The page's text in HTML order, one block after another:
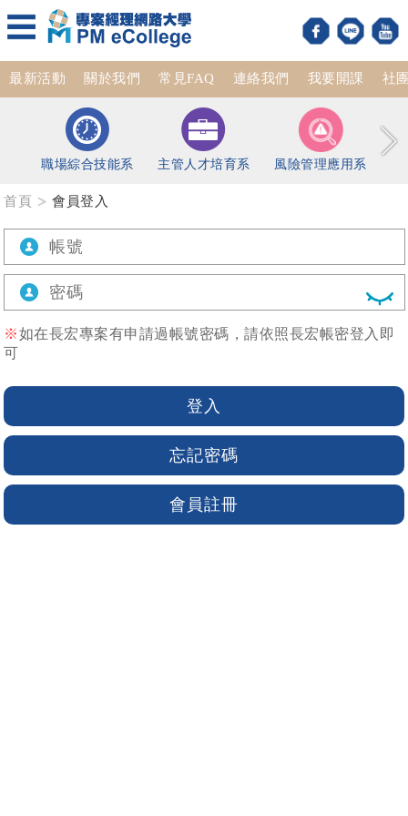
最新活動 關於我們 常見FAQ 連絡我們 我要開課 社
職場綜合技能系 主管人才培育系 風險管理應用系
首頁 會員登入
※如在長宏專案有申請過帳號密碼，請依照長宏帳密登入即
可